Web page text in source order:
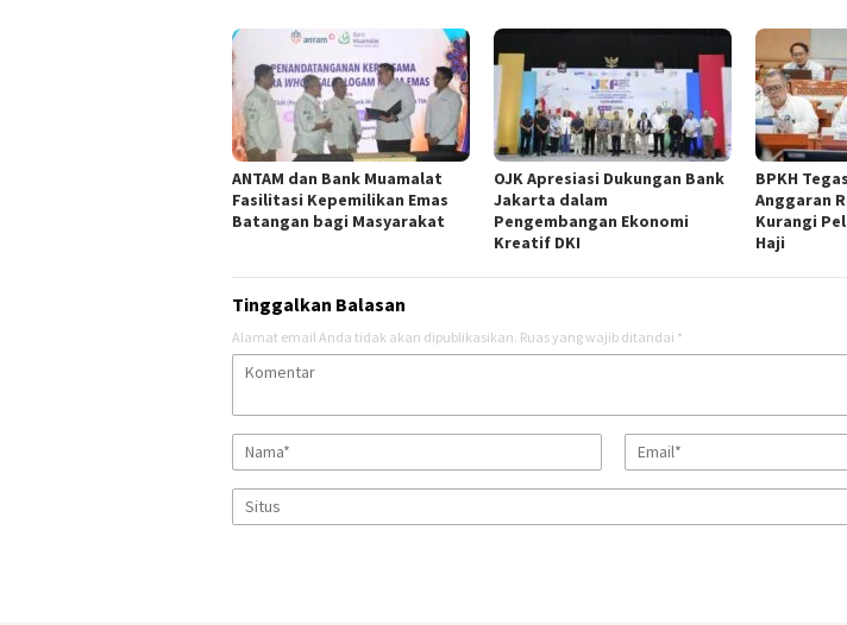
ANTAM dan Bank Muamalat
Fasilitasi Kepemilikan Emas
Batangan bagi Masyarakat
OJK Apresiasi Dukungan Bank
Jakarta dalam
Pengembangan Ekonomi
Kreatif DKI
BPKH
Anggaran
Kurangi
Haji
Tinggalkan Balasan
Alamat email Anda tidak akan dipublikasikan. Ruas yang wajib ditandai *